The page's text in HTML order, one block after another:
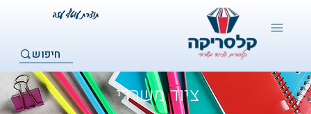
חיפוש
ציוד משרדי